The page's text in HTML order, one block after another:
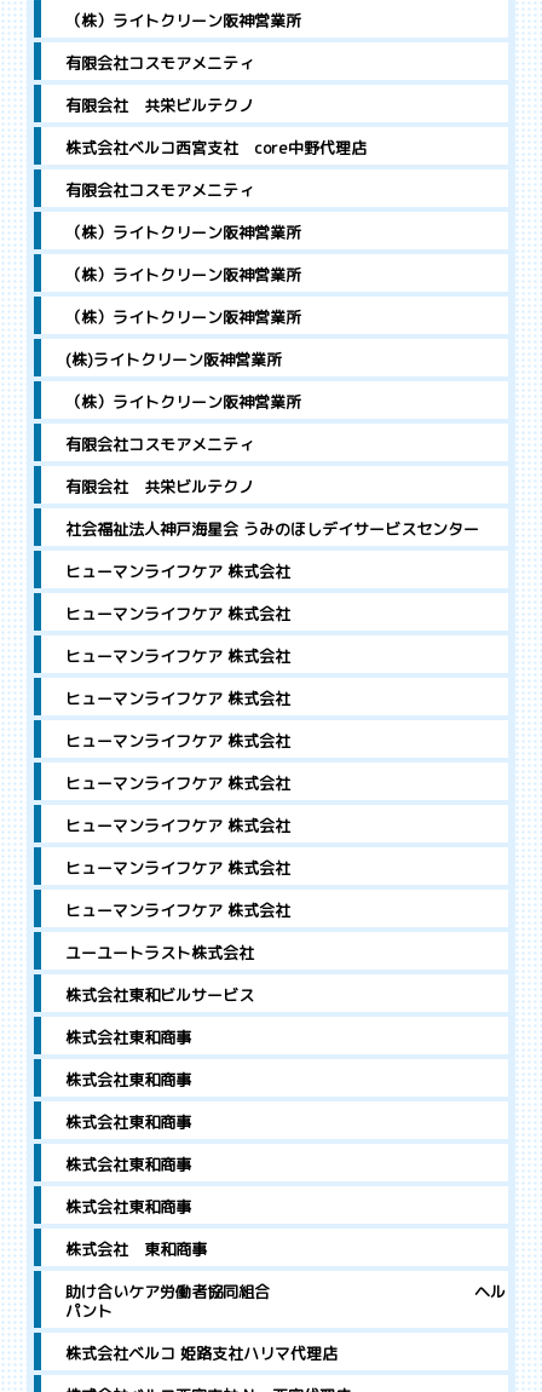
（株）ライトクリーン阪神営業所
有限会社コスモアメニティ
有限会社 共栄ビルテクノ
株式会社ベルコ西宮支社 core中野代理店
有限会社コスモアメニティ
（株）ライトクリーン阪神営業所
（株）ライトクリーン阪神営業所
（株）ライトクリーン阪神営業所
(株)ライトクリーン阪神営業所
（株）ライトクリーン阪神営業所
有限会社コスモアメニティ
有限会社 共栄ビルテクノ
社会福祉法人神戸海星会 うみのほしデイサービスセンター
ヒューマンライフケア 株式会社
ヒューマンライフケア 株式会社
ヒューマンライフケア 株式会社
ヒューマンライフケア 株式会社
ヒューマンライフケア 株式会社
ヒューマンライフケア 株式会社
ヒューマンライフケア 株式会社
ヒューマンライフケア 株式会社
ヒューマンライフケア 株式会社
ユーユートラスト株式会社
株式会社東和ビルサービス
株式会社東和商事
株式会社東和商事
株式会社東和商事
株式会社東和商事
株式会社東和商事
株式会社 東和商事
助け合いケア労働者協同組合 ヘル
パント
株式会社ベルコ 姫路支社ハリマ代理店